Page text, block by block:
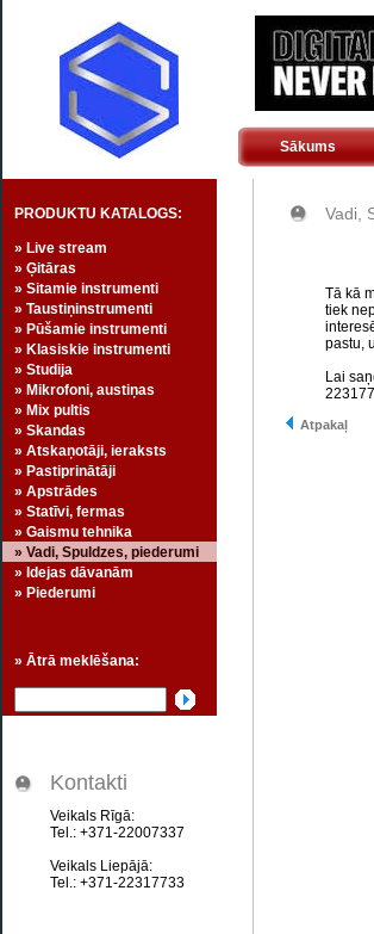
Sākums
PRODUKTU KATALOGS:
» Live stream
» Ģitāras
» Sitamie instrumenti
» Taustiņinstrumenti
» Pūšamie instrumenti
» Klasiskie instrumenti
» Studija
» Mikrofoni, austiņas
» Mix pultis
» Skandas
» Atskaņotāji, ieraksts
» Pastiprinātāji
» Apstrādes
» Statīvi, fermas
» Gaismu tehnika
» Vadi, Spuldzes, piederumi
» Idejas dāvanām
» Piederumi
» Ātrā meklēšana:
Kontakti
Veikals Rīgā:
Tel.: +371-22007337
Veikals Liepājā:
Tel.: +371-22317733
Vadi,
Tā kā
tiek
pastu,
Lai
Atpakaļ